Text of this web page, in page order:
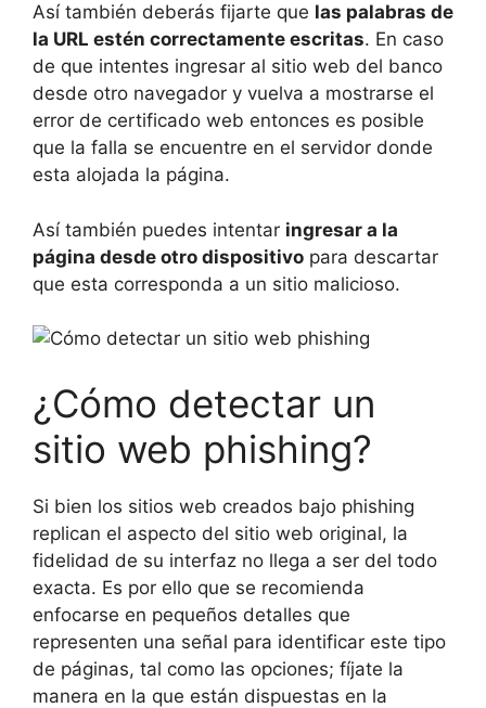
Así también deberás fijarte que las palabras de
la URL estén correctamente escritas. En caso
de que intentes ingresar al sitio web del banco
desde otro navegador y vuelva a mostrarse el
error de certificado web entonces es posible
que la falla se encuentre en el servidor donde
esta alojada la página.
Así también puedes intentar ingresar a la
página desde otro dispositivo para descartar
que esta corresponda a un sitio malicioso.
¿Cómo detectar un
sitio web phishing?
Si bien los sitios web creados bajo phishing
replican el aspecto del sitio web original, la
fidelidad de su interfaz no llega a ser del todo
exacta. Es por ello que se recomienda
enfocarse en pequeños detalles que
representen una señal para identificar este tipo
de páginas, tal como las opciones; fíjate la
manera en la que están dispuestas en la